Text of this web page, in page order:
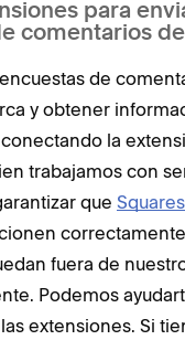
para
comentarios
de
y obtener
la
trabajamos con
que
fuera de
Podemos
las extensiones. Si